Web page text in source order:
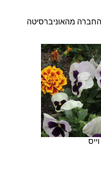
מהאוניברסיטה